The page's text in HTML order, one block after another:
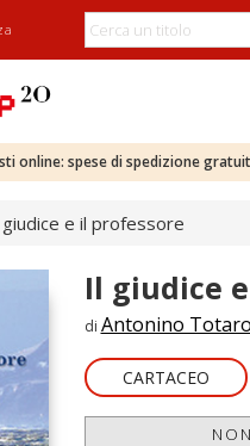
online: spese di spedizione
e il professore
Il giudice
di Antonino Totaro
CARTACEO